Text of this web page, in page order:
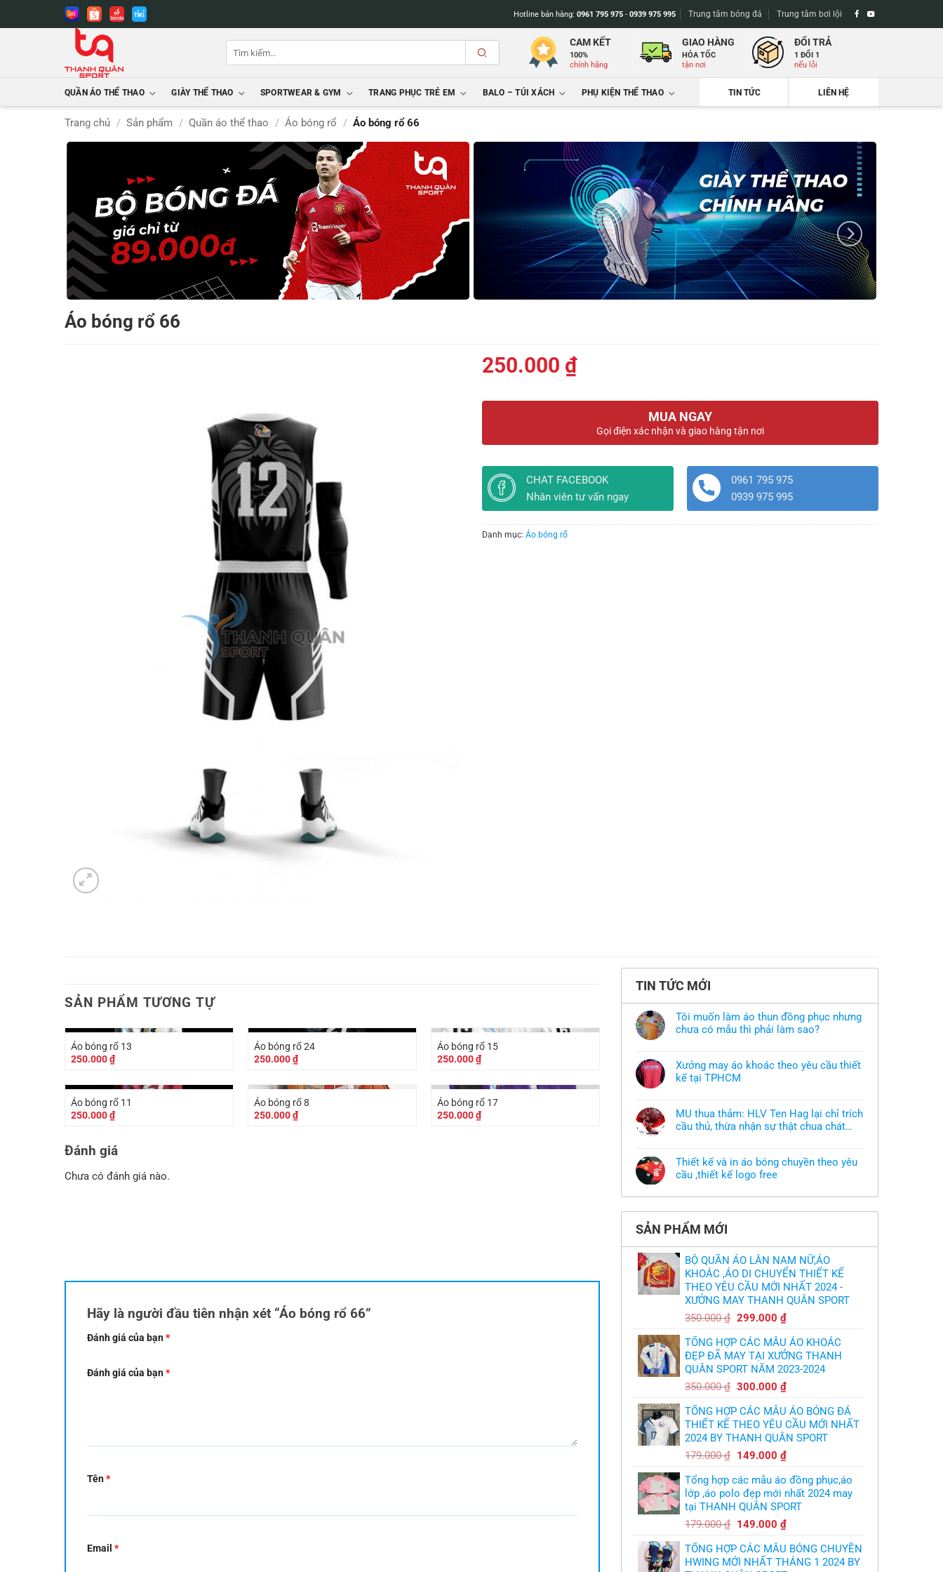
Hotline bán hàng: 0961 795 975- 0939 975 995 Trung tâm bóng đá Trung tâm bơi lội
Tìm
CAM KẾT
100%
chính hãng
GIAO HÀNG
HỎA TỐC
tận nơi
ĐỔI TRẢ
1 ĐỔI 1
nếu lỗi
QUẦN ÁO THỂ THAO GIÀY THỂ THAO SPORTWEAR & GYM TRANG PHỤC TRẺ EM BALO – TÚI XÁCH PHỤ KIỆN THỂ THAO TIN TỨC LIÊN HỆ
Trang chủ / Sản phẩm / Quần áo thể thao / Áo bóng rổ / Áo bóng rổ 66
Áo bóng rổ 66
250.000 ₫
MUA NGAY
Gọi điện xác nhận và giao hàng tận nơi
CHAT FACEBOOK
Nhân viên tư vấn ngay
0961 795 975
0939 975 995
Danh mục: Áo bóng rổ
SẢN PHẨM TƯƠNG TỰ
Áo bóng rổ 13
250.000₫
Áo bóng rổ 24
250.000₫
Áo bóng rổ 15
250.000₫
Áo bóng rổ 11
250.000₫
Áo bóng rổ 8
250.000₫
Áo bóng rổ 17
250.000₫
Đánh giá
Chưa có đánh giá nào.
Hãy là người đầu tiên nhận xét “Áo bóng rổ 66”
Đánh giá của bạn*
Đánh giá của bạn*
Tên*
Email *
TIN TỨC MỚI
Tôi muốn làm áo thun đồng phục nhưng
chưa có mẫu thì phải làm sao?
bình
luận
ở
áo
thun
đồng
có
mẫu
thì
Xưởng may áo khoác theo yêu cầu thiết
kế tại TPHCM
bình
luận
ở
khoác
theo
yêu
MU thua thảm: HLV Ten Hag lại chỉ trích
cầu thủ, thừa nhận sự thật chua chát
bình
luận
ở
thảm:
Hag
lại
trích
cầu
thủ,
thừa
nhận
thật
chát
bầy
quỷ
nhỏ
Thiết kế và in áo bóng chuyền theo yêu
cầu ,thiết kế logo free
có
luận
Thiết
và
in
bóng
chuyền
theo
yêu
cầu
,thiết
free
SẢN PHẨM MỚI
BỘ QUẦN ÁO LÂN NAM NỮ,ÁO
KHOÁC ,ÁO DI CHUYỂN THIẾT KẾ
THEO YÊU CẦU MỚI NHẤT 2024 -
XƯỞNG MAY THANH QUÂN SPORT
350.000₫ Giá
là:
350.000 ₫.
299.000 ₫Giá
tại
là:
299.000 ₫.
TỔNG HỢP CÁC MẪU ÁO KHOÁC
ĐẸP ĐÃ MAY TẠI XƯỞNG THANH
QUÂN SPORT NĂM 2023-2024
350.000₫ Giá
là:
350.000 ₫.
300.000 ₫Giá
tại
là:
300.000 ₫.
TỔNG HỢP CÁC MẪU ÁO BÓNG ĐÁ
THIẾT KẾ THEO YÊU CẦU MỚI NHẤT
2024 BY THANH QUÂN SPORT
179.000₫ Giá
là:
179.000 ₫.
149.000 ₫Giá
tại
là:
149.000 ₫.
Tổng hợp các mẫu áo đồng phục,áo
lớp ,áo polo đẹp mới nhất 2024 may
tại THANH QUÂN SPORT
179.000₫ Giá
là:
179.000 ₫.
149.000 ₫Giá
tại
là:
TỔNG HỢP CÁC MẪU BÓNG CHUYỀN
HWING MỚI NHẤT THÁNG 1 2024 BY